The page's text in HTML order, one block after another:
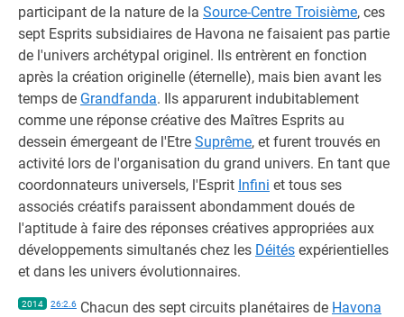
participant de la nature de la Source-Centre Troisième, ces
sept Esprits subsidiaires de Havona ne faisaient pas partie
de l'univers archétypal originel. Ils entrèrent en fonction
après la création originelle (éternelle), mais bien avant les
temps de Grandfanda. Ils apparurent indubitablement
comme une réponse créative des Maîtres Esprits au
dessein émergeant de l'Etre Suprême, et furent trouvés en
activité lors de l'organisation du grand univers. En tant que
coordonnateurs universels, l'Esprit Infini et tous ses
associés créatifs paraissent abondamment doués de
l'aptitude à faire des réponses créatives appropriées aux
développements simultanés chez les Déités expérientielles
et dans les univers évolutionnaires.
2014 26:2.6 Chacun des sept circuits planétaires de Havona